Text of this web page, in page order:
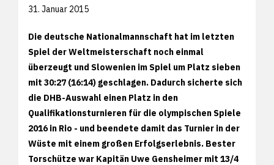
31. Januar 2015
Die deutsche Nationalmannschaft hat im letzten
Spiel der Weltmeisterschaft noch einmal
überzeugt und Slowenien im Spiel um Platz sieben
mit 30:27 (16:14) geschlagen. Dadurch sicherte sich
die DHB-Auswahl einen Platz in den
Qualifikationsturnieren für die olympischen Spiele
2016 in Rio - und beendete damit das Turnier in der
Wüste mit einem großen Erfolgserlebnis. Bester
Torschütze war Kapitän Uwe Gensheimer mit 13/4